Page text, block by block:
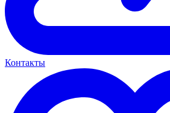
Контакты